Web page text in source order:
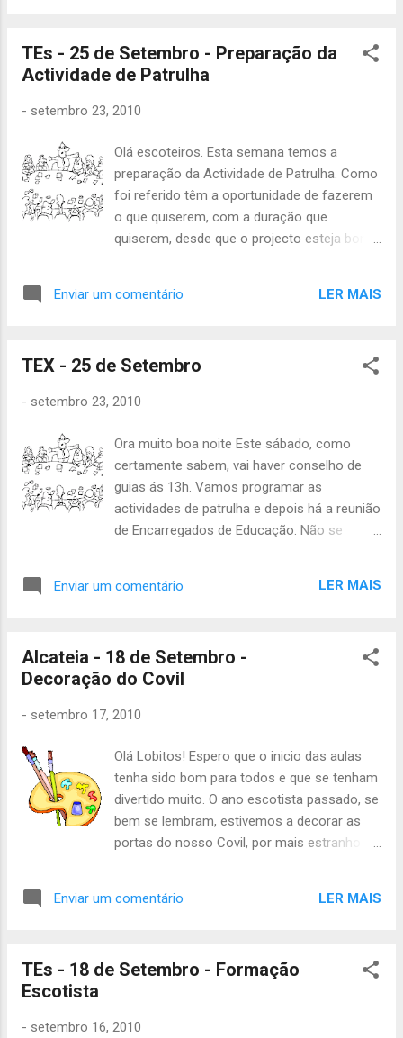
Tragam lanche ou dinheiro para irmos à
mercearia. Até Sábado! : ) Mãe Loba -
TEs - 25 de Setembro - Preparação da
Actividade de Patrulha
- setembro 23, 2010
Olá escoteiros. Esta semana temos a
preparação da Actividade de Patrulha. Como
foi referido têm a oportunidade de fazerem
o que quiserem, com a duração que
quiserem, desde que o projecto esteja bom.
esqueçam da carta dos pais assinada.
Enviar um comentário LER MAIS
TEX - 25 de Setembro
- setembro 23, 2010
Ora muito boa noite Este sábado, como
certamente sabem, vai haver conselho de
guias ás 13h. Vamos programar as
actividades de patrulha e depois há a reunião
de Encarregados de Educação. Não se
ponta da língua. João Júlio
Enviar um comentário LER MAIS
Alcateia - 18 de Setembro -
Decoração do Covil
- setembro 17, 2010
Olá Lobitos! Espero que o inicio das aulas
tenha sido bom para todos e que se tenham
divertido muito. O ano escotista passado, se
bem se lembram, estivemos a decorar as
portas do nosso Covil, por mais estranho
acham que vamos fazer este Sábado?
Alcateia. Não faltem, vai ser bastante
Enviar um comentário LER MAIS
TEs - 18 de Setembro - Formação
Escotista
- setembro 16, 2010